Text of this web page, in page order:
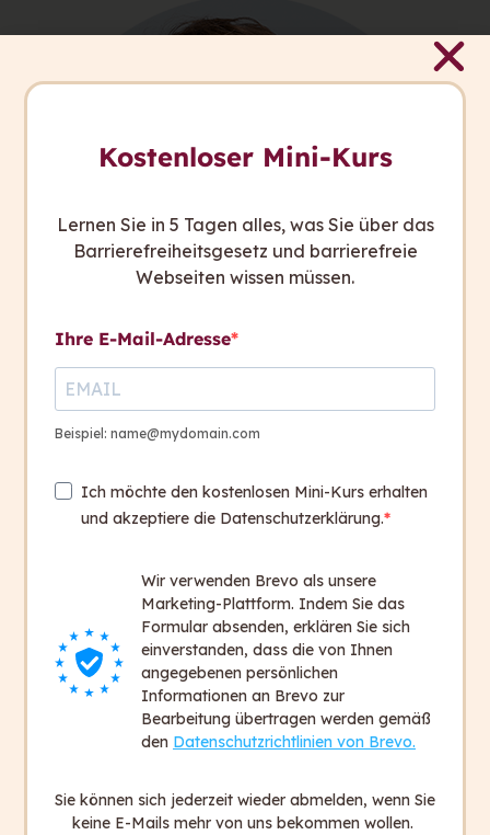
von capito und verbindet als solche
Unternehmertum mit Social Impact.
Gemeinsam mit ihrem Team hat sie capito zu
einem der vielversprechendsten digitalen Start-
ups Europas gemacht. Und will auch weiterhin
Kostenloser Mini-Kurs
Lernen Sie in 5 Tagen alles, was Sie über das
Barrierefreiheitsgesetz und barrierefreie
Webseiten wissen müssen.
Ihre E-Mail-Adresse
Beispiel: name@mydomain.com
Ich möchte den kostenlosen Mini-Kurs erhalten
und akzeptiere die Datenschutzerklärung.
Wir verwenden Brevo als unsere
Marketing-Plattform. Indem Sie das
Formular absenden, erklären Sie sich
einverstanden, dass die von Ihnen
angegebenen persönlichen
Informationen an Brevo zur
Bearbeitung übertragen werden gemäß
den Datenschutzrichtlinien von Brevo.
Sie können sich jederzeit wieder abmelden, wenn Sie
keine E-Mails mehr von uns bekommen wollen.